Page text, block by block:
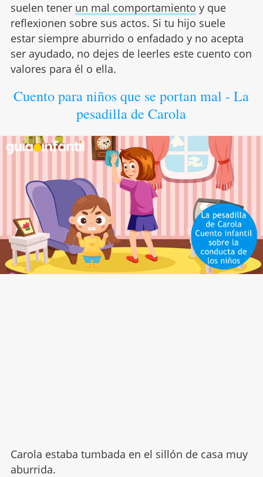
suelen tener un mal comportamiento y que
reflexionen sobre sus actos. Si tu hijo suele
estar siempre aburrido o enfadado y no acepta
ser ayudado, no dejes de leerles este cuento con
valores para él o ella.
Cuento para niños que se portan mal - La
pesadilla de Carola
Carola estaba tumbada en el sillón de casa muy
aburrida.